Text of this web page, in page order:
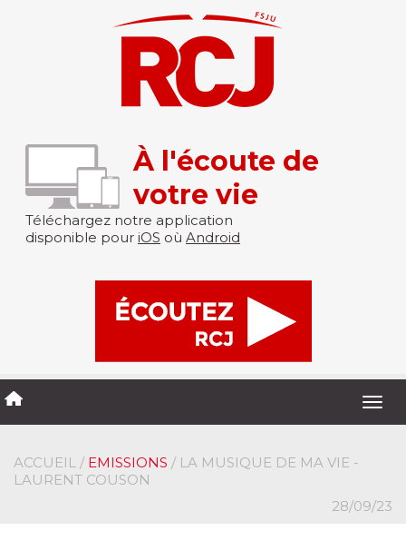
À l'écoute de
votre vie
Téléchargez notre application
disponible pour iOS où Android
ACCUEIL / EMISSIONS / LA MUSIQUE DE MA VIE -
LAURENT COUSON
28/09/23